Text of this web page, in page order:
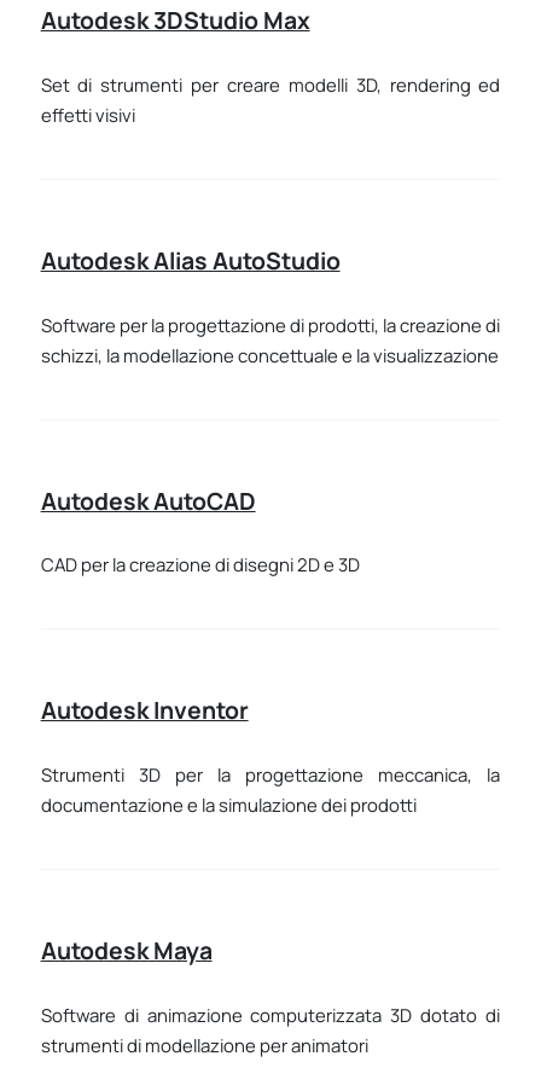
Autodesk 3DStudio Max
Set di strumenti per creare modelli 3D, rendering ed
effetti visivi
Autodesk Alias AutoStudio
Software per la progettazione di prodotti, la creazione di
schizzi, la modellazione concettuale e la visualizzazione
Autodesk AutoCAD
CAD per la creazione di disegni 2D e 3D
Autodesk Inventor
Strumenti 3D per la progettazione meccanica, la
documentazione e la simulazione dei prodotti
Autodesk Maya
Software di animazione computerizzata 3D dotato di
strumenti di modellazione per animatori